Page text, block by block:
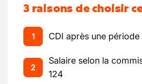
3 raisons de choisir
1 CDI après une
2
Salaire selon la
124